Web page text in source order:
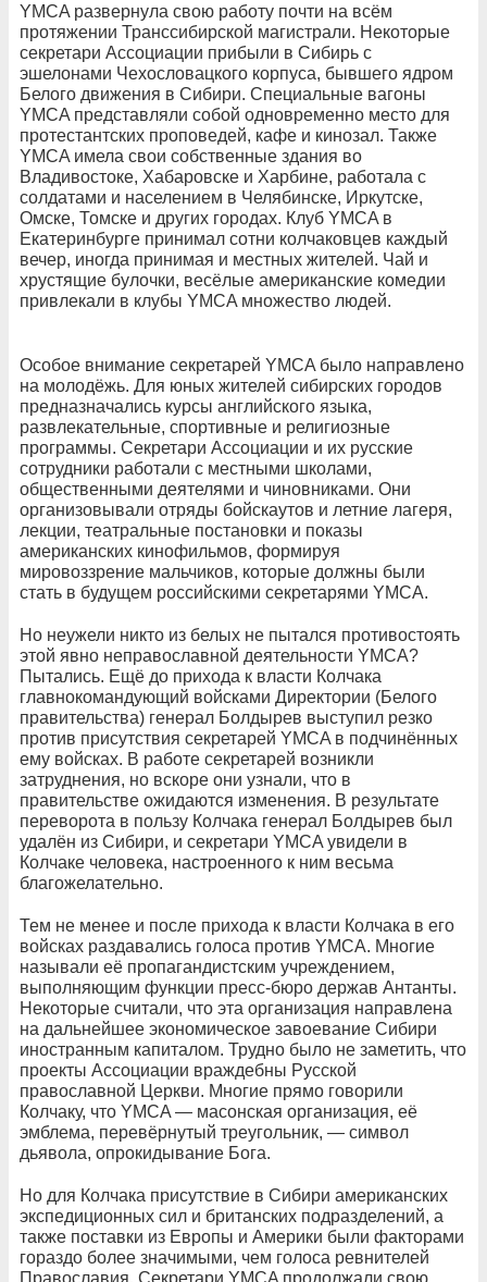
YMCA развернула свою работу почти на всём
протяжении Транссибирской магистрали. Некоторые
секретари Ассоциации прибыли в Сибирь с
эшелонами Чехословацкого корпуса, бывшего ядром
Белого движения в Сибири. Специальные вагоны
YMCA представляли собой одновременно место для
протестантских проповедей, кафе и кинозал. Также
YMCA имела свои собственные здания во
Владивостоке, Хабаровске и Харбине, работала с
солдатами и населением в Челябинске, Иркутске,
Омске, Томске и других городах. Клуб YMCA в
Екатеринбурге принимал сотни колчаковцев каждый
вечер, иногда принимая и местных жителей. Чай и
хрустящие булочки, весёлые американские комедии
привлекали в клубы YMCA множество людей.
Особое внимание секретарей YMCA было направлено
на молодёжь. Для юных жителей сибирских городов
предназначались курсы английского языка,
развлекательные, спортивные и религиозные
программы. Секретари Ассоциации и их русские
сотрудники работали с местными школами,
общественными деятелями и чиновниками. Они
организовывали отряды бойскаутов и летние лагеря,
лекции, театральные постановки и показы
американских кинофильмов, формируя
мировоззрение мальчиков, которые должны были
стать в будущем российскими секретарями YMCA.
Но неужели никто из белых не пытался противостоять
этой явно неправославной деятельности YMCA?
Пытались. Ещё до прихода к власти Колчака
главнокомандующий войсками Директории (Белого
правительства) генерал Болдырев выступил резко
против присутствия секретарей YMCA в подчинённых
ему войсках. В работе секретарей возникли
затруднения, но вскоре они узнали, что в
правительстве ожидаются изменения. В результате
переворота в пользу Колчака генерал Болдырев был
удалён из Сибири, и секретари YMCA увидели в
Колчаке человека, настроенного к ним весьма
благожелательно.
Тем не менее и после прихода к власти Колчака в его
войсках раздавались голоса против YMCA. Многие
называли её пропагандистским учреждением,
выполняющим функции пресс-бюро держав Антанты.
Некоторые считали, что эта организация направлена
на дальнейшее экономическое завоевание Сибири
иностранным капиталом. Трудно было не заметить, что
проекты Ассоциации враждебны Русской
православной Церкви. Многие прямо говорили
Колчаку, что YMCA — масонская организация, её
эмблема, перевёрнутый треугольник, — символ
дьявола, опрокидывание Бога.
Но для Колчака присутствие в Сибири американских
экспедиционных сил и британских подразделений, а
также поставки из Европы и Америки были факторами
гораздо более значимыми, чем голоса ревнителей
Православия. Секретари YMCA продолжали свою